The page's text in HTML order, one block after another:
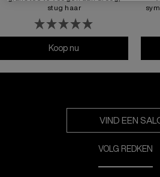
stug haar
Koop nu
VIND EEN
VOLG REDKEN